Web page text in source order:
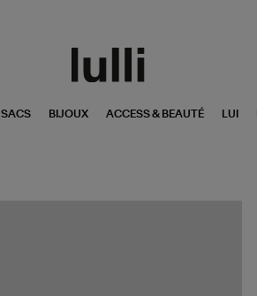
SACS BIJOUX ACCESS & BEAUTÉ LUI